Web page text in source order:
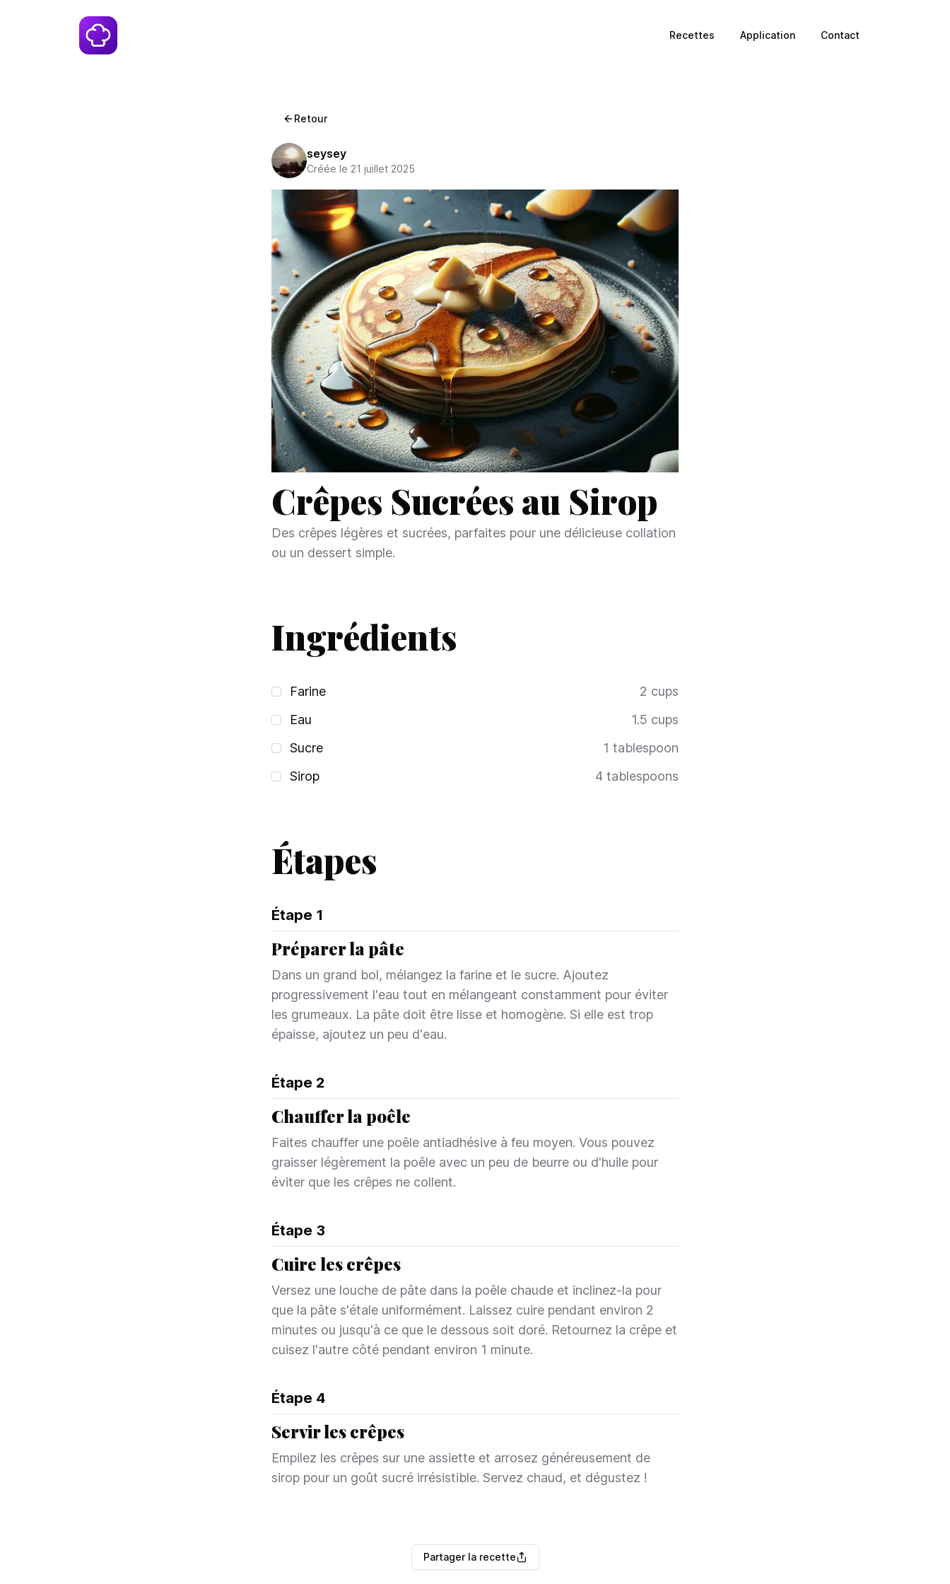
Recettes Application Contact
Retour
seysey
Créée le 21 juillet 2025
Crêpes Sucrées au Sirop
Des crêpes légères et sucrées, parfaites pour une délicieuse collation
ou un dessert simple.
Ingrédients
Farine 2 cups
Eau
1.5 cups
Sucre
1 tablespoon
Sirop
4 tablespoons
Étapes
Étape 1
Préparer la pâte
Dans un grand bol, mélangez la farine et le sucre. Ajoutez
progressivement l'eau tout en mélangeant constamment pour éviter
les grumeaux. La pâte doit être lisse et homogène. Si elle est trop
épaisse, ajoutez un peu d'eau.
Étape 2
Chauffer la poêle
Faites chauffer une poêle antiadhésive à feu moyen. Vous pouvez
graisser légèrement la poêle avec un peu de beurre ou d'huile pour
éviter que les crêpes ne collent.
Étape 3
Cuire les crêpes
Versez une louche de pâte dans la poêle chaude et inclinez-la pour
que la pâte s'étale uniformément. Laissez cuire pendant environ 2
minutes ou jusqu'à ce que le dessous soit doré. Retournez la crêpe et
cuisez l'autre côté pendant environ 1 minute.
Étape 4
Servir les crêpes
Empilez les crêpes sur une assiette et arrosez généreusement de
sirop pour un goût sucré irrésistible. Servez chaud, et dégustez !
Partager la recette